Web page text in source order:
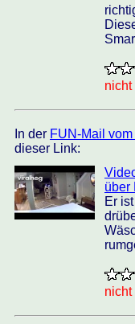
nicht
In der FUN-Mail
dieser Link:
über
Er
nicht